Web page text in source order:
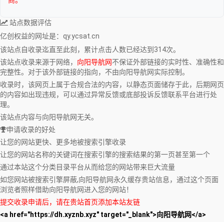
站点数据评估
亿创权益的网址是：qy.ycsat.cn
该站点自收录迄直至此刻，累计点击人数已经达到314次。
该站点收录来源于网络， 向阳导航网不保证外部链接的实时性、准确性和
完整性。对于该外部链接的指向，不由向阳导航网实际控制。
收录时，该网页上属于合规合法的内容，以静态页面储存于此，后期网页
的内容如出现违规，可以通过异常反馈或底部投诉反馈联系平台进行处
理。
该站点内容与向阳导航网无关。
申请收录的好处
让您的网站更快、更多地被搜索引擎收录
让您的网站名称的关键词在搜索引擎的搜索结果的第一页甚至第一个
通过本站这个分类目录平台从而给您的网站带来巨大流量
如您网站被搜索引擎屏蔽,向阳导航网永久缓存贵站信息，通过这个页面
浏览者照样借助向阳导航网进入您的网站！
提交收录申请后，请在贵站首页添加本站友链
<a href="https://dh.xyznb.xyz" target="_blank">向阳导航网</a>